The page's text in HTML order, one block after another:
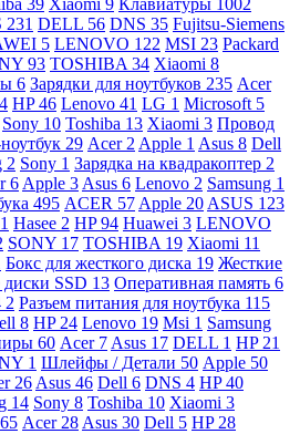
231 DELL 56 DNS 35 Fujitsu-Siemens
5 LENOVO 122 MSI 23 Packard
93 TOSHIBA 34 Xiaomi 8
6 Зарядки для ноутбуков 235 Acer
HP46 Lenovo 41 LG 1 Microsoft 5
Sony 10 Toshiba 13 Xiaomi 3 Провод
29 Acer 2 Apple 1 Asus 8 Dell
2 Sony 1 Зарядка на квадракоптер 2
6 Apple 3 Asus 6 Lenovo 2 Samsung 1
495 ACER 57 Apple 20 ASUS 123
1 Hasee 2 HP94 Huawei 3 LENOVO
SONY 17 TOSHIBA 19 Xiaomi 11
Бокс для жесткого диска 19 Жесткие
диски SSD 13 Оперативная память 6
2 Разъем питания для ноутбука 115
8 HP 24 Lenovo 19 Msi 1 Samsung
60 Acer 7 Asus 17 DELL 1 HP 21
1 Шлейфы / Детали 50 Apple 50
26 Asus 46 Dell 6 DNS 4 HP40
14 Sony 8 Toshiba 10 Xiaomi 3
Acer 28 Asus 30 Dell 5 HP 28